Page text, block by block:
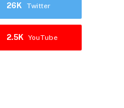
Twitter
26K
YouTube
2.5K